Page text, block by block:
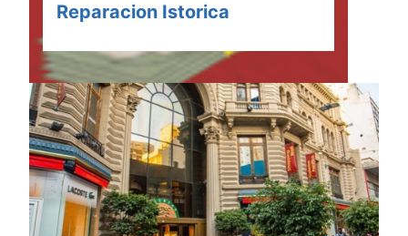
Reparacion Istorica